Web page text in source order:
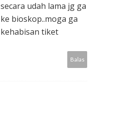
secara udah lama jg ga
ke bioskop..moga ga
kehabisan tiket
Balas